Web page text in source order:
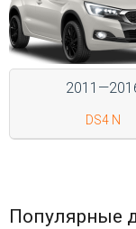
Войти на сайт
+7(812)317-
до
DS4 N
Популярные